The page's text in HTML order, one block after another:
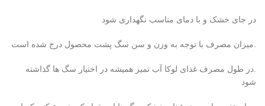
در جای خشک و با دمای مناسب نگهداری شود
.میزان مصرف با توجه به وزن و سن سگ پشت محصول درج شده است
.در طول مصرف غذای لوکا آب تمیز همیشه در اختیار سگ ها گذاشته
شود